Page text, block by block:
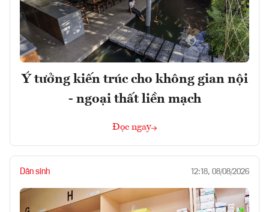
Ý tưởng kiến trúc cho không gian nội
- ngoại thất liền mạch
Đọc ngay
Dân sinh 12:18, 08/08/2026